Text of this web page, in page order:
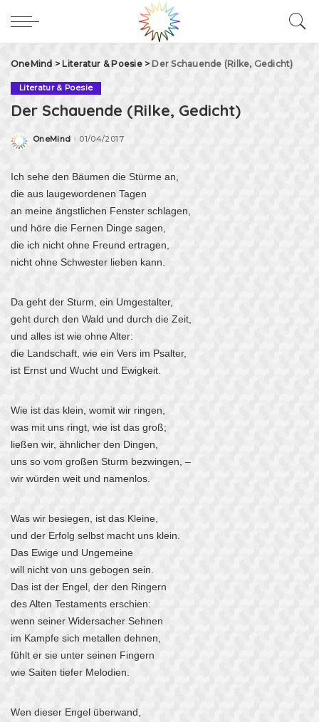
OneMind > Literatur & Poesie> Der Schauende (Rilke, Gedicht)
Literatur & Poesie
Der Schauende (Rilke, Gedicht)
Posted
OneMind 01/04/2017
Ich sehe den Bäumen die Stürme an,
die aus laugewordenen Tagen
an meine ängstlichen Fenster schlagen,
und höre die Fernen Dinge sagen,
die ich nicht ohne Freund ertragen,
nicht ohne Schwester lieben kann.
Da geht der Sturm, ein Umgestalter,
geht durch den Wald und durch die Zeit,
und alles ist wie ohne Alter:
die Landschaft, wie ein Vers im Psalter,
ist Ernst und Wucht und Ewigkeit.
Wie ist das klein, womit wir ringen,
was mit uns ringt, wie ist das groß;
ließen wir, ähnlicher den Dingen,
uns so vom großen Sturm bezwingen, –
wir würden weit und namenlos.
Was wir besiegen, ist das Kleine,
und der Erfolg selbst macht uns klein.
Das Ewige und Ungemeine
will nicht von uns gebogen sein.
Das ist der Engel, der den Ringern
des Alten Testaments erschien:
wenn seiner Widersacher Sehnen
im Kampfe sich metallen dehnen,
fühlt er sie unter seinen Fingern
wie Saiten tiefer Melodien.
Wen dieser Engel überwand,